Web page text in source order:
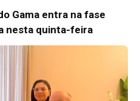
Gama entra na fase
nesta quinta-feira